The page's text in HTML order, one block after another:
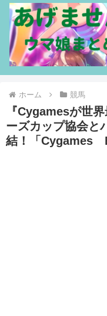
ホーム 競馬
『Cygamesが世
ーズカップ協会と
結！「Cygames